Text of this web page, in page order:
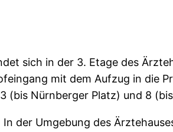
sich in der 3. Etage des
mit dem Aufzug in die
(bis Nürnberger Platz) und 8
der Umgebung des